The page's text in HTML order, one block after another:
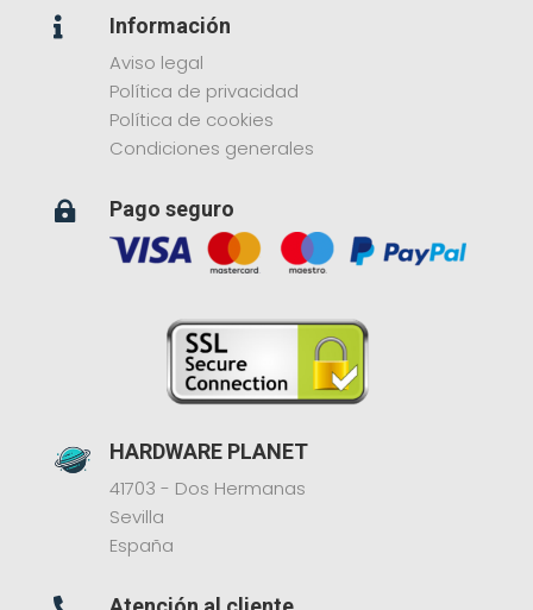

Información
Aviso legal
Política de privacidad
Política de cookies
Condiciones generales
 Pago seguro
HARDWARE PLANET
41703 - Dos Hermanas
Sevilla
España